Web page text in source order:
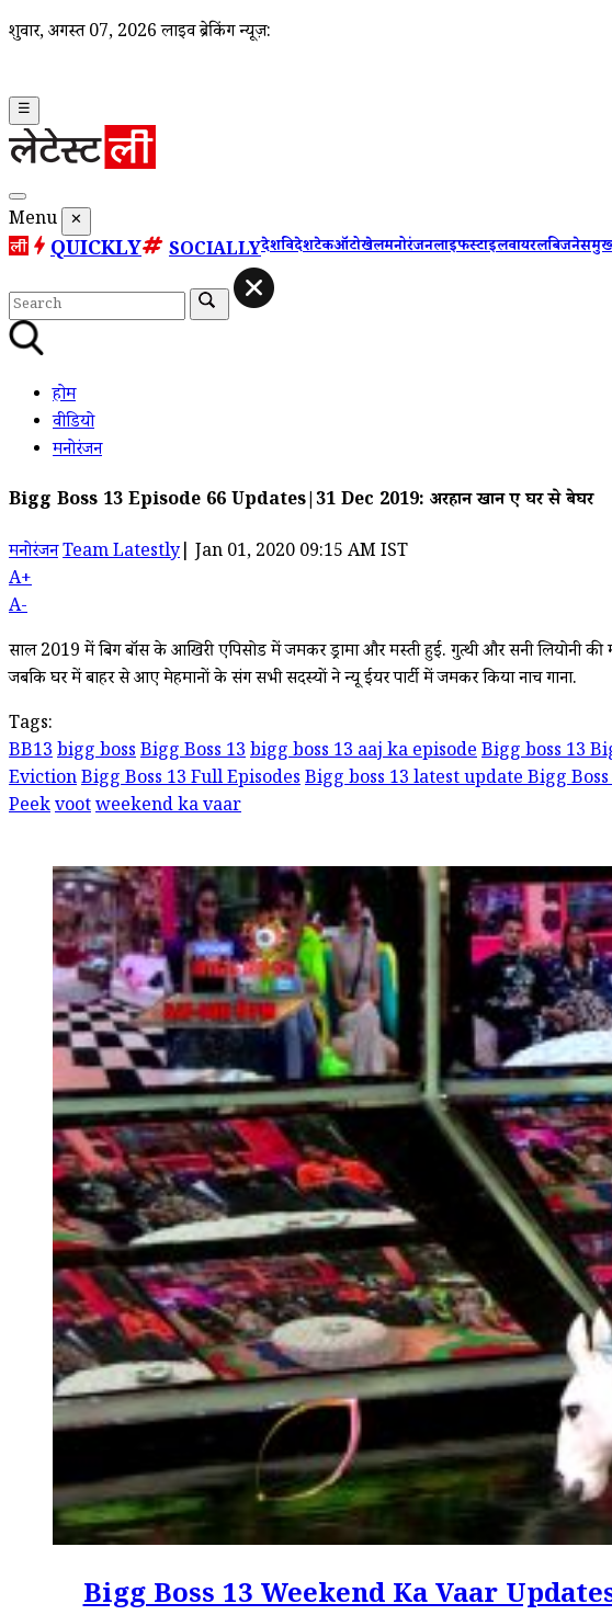
शुक्रवार, अगस्त 07, 2026 लाइव ब्रेकिंग न्यूज़:
☰
Menu ✕
QUICKLY SOCIALLYदेशविदेशटेकऑटोखेलमनोरंजनलाइफस्टाइलवायरलबिजनेस
होम
वीडियो
मनोरंजन
Bigg Boss 13 Episode 66 Updates|31 Dec 2019: अरहान खान हुए घर से बेघर
मनोरंजनTeam Latestly Jan 01, 2020 09:15 AM IST
A+
A-
साल 2019 में बिग बॉस के आखिरी एपिसोड में जमकर ड्रामा और मस्ती हुई. गुत्थी और सनी लियोनी की
जबकि घर में बाहर से आए मेहमानों के संग सभी सदस्यों ने न्यू ईयर पार्टी में जमकर किया नाच गाना.
Tags:
BB13bigg bossBigg Boss 13bigg boss 13 aaj ka episodeBigg boss 13
EvictionBigg Boss 13 Full EpisodesBigg boss 13 latest update Bigg
Peekvootweekend ka vaar
Bigg Boss 13 Weekend Ka Vaar